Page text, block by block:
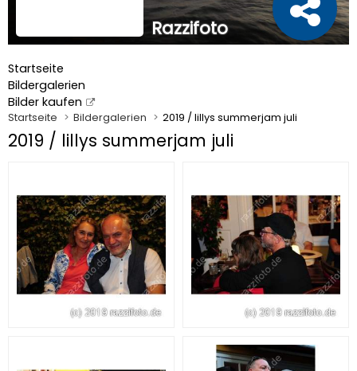
Razzifoto
Startseite
Bildergalerien
Bilder kaufen
Startseite Bildergalerien 2019 / lillys summerjam juli
2019 / lillys summerjam juli